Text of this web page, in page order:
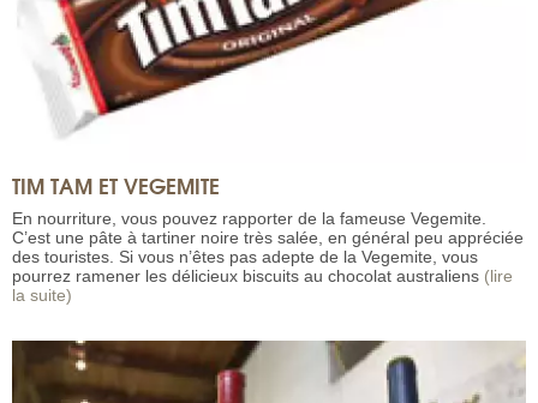
TIM TAM ET VEGEMITE
En nourriture, vous pouvez rapporter de la fameuse Vegemite.
C’est une pâte à tartiner noire très salée, en général peu appréciée
des touristes. Si vous n’êtes pas adepte de la Vegemite, vous
pourrez ramener les délicieux biscuits au chocolat australiens (lire
la suite)